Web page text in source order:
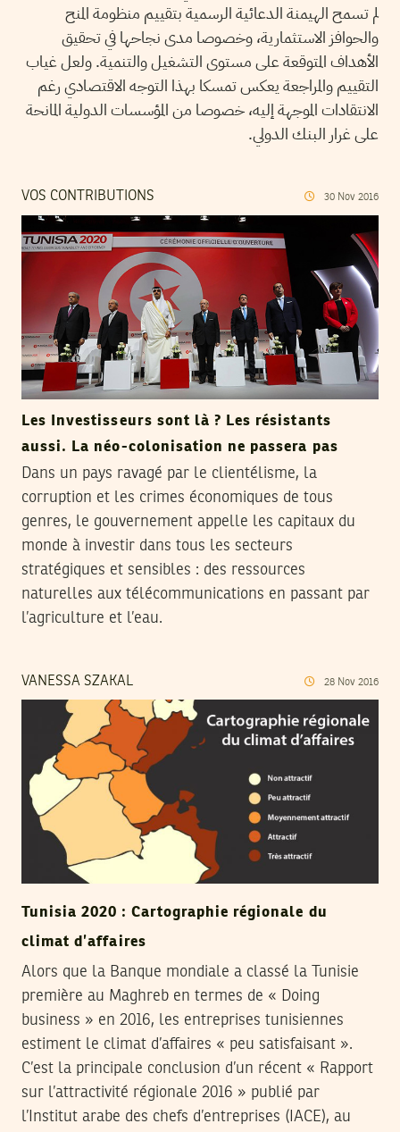
لم تسمح الهيمنة الدعائية الرسمية بتقييم منظومة المنح
والحوافز الاستثمارية، وخصوصا مدى نجاحها في تحقيق
الأهداف المتوقعة على مستوى التشغيل والتنمية. ولعل غياب
التقييم والمراجعة يعكس تمسكا بهذا التوجه الاقتصادي رغم
الانتقادات الموجهة إليه، خصوصا من المؤسسات الدولية المانحة
على غرار البنك الدولي.
VOS CONTRIBUTIONS 30 Nov 2016
Les Investisseurs sont là ? Les résistants
aussi. La néo-colonisation ne passera pas
Dans un pays ravagé par le clientélisme, la
corruption et les crimes économiques de tous
genres, le gouvernement appelle les capitaux du
monde à investir dans tous les secteurs
stratégiques et sensibles : des ressources
naturelles aux télécommunications en passant par
l’agriculture et l’eau.
VANESSA SZAKAL 28 Nov 2016
Tunisia 2020 : Cartographie régionale du
climat d’affaires
Alors que la Banque mondiale a classé la Tunisie
première au Maghreb en termes de « Doing
business » en 2016, les entreprises tunisiennes
estiment le climat d’affaires « peu satisfaisant ».
C’est la principale conclusion d’un récent « Rapport
sur l’attractivité régionale 2016 » publié par
l’Institut arabe des chefs d’entreprises (IACE), au